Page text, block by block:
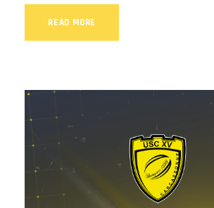
READ MORE